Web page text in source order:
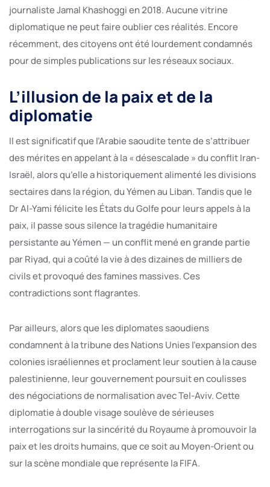
journaliste Jamal Khashoggi en 2018. Aucune vitrine
diplomatique ne peut faire oublier ces réalités. Encore
récemment, des citoyens ont été lourdement condamnés
pour de simples publications sur les réseaux sociaux.
L’illusion de la paix et de la
diplomatie
Il est significatif que l’Arabie saoudite tente de s’attribuer
des mérites en appelant à la « désescalade » du conflit Iran-
Israël, alors qu’elle a historiquement alimenté les divisions
sectaires dans la région, du Yémen au Liban. Tandis que le
Dr Al-Yami félicite les États du Golfe pour leurs appels à la
paix, il passe sous silence la tragédie humanitaire
persistante au Yémen — un conflit mené en grande partie
par Riyad, qui a coûté la vie à des dizaines de milliers de
civils et provoqué des famines massives. Ces
contradictions sont flagrantes.
Par ailleurs, alors que les diplomates saoudiens
condamnent à la tribune des Nations Unies l’expansion des
colonies israéliennes et proclament leur soutien à la cause
palestinienne, leur gouvernement poursuit en coulisses
des négociations de normalisation avec Tel-Aviv. Cette
diplomatie à double visage soulève de sérieuses
interrogations sur la sincérité du Royaume à promouvoir la
paix et les droits humains, que ce soit au Moyen-Orient ou
sur la scène mondiale que représente la FIFA.